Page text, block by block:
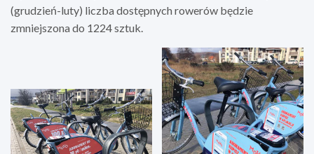
(grudzień-luty) liczba dostępnych rowerów będzie
zmniejszona do 1224 sztuk.